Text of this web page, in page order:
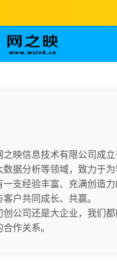
之映信息技术有限公司成
数据分析等领域，致力于
一支经验丰富、充满创造
户共同成长、共赢。
创公司还是大企业，我们
作关系。